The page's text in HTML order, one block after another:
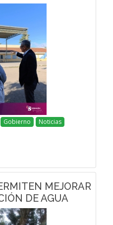
Gobierno
Noticias
MEJORAR
DE AGUA